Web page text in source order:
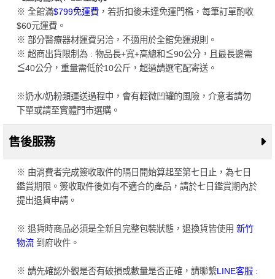
※ 全館滿$799免運費，若折扣後未達免運門檻，每筆訂單酌收
$60元運費。
※ 部分醫療器材運費另洽，不適用於全館免運規則。
※ 超商出貨限制為 : 物品長+寬+高總和≦90公分，且最長邊需
≦40公分，重量需低於10公斤，超過請選宅配寄送。
※奶水/奶粉類運送過程中，會有輕微凹罐的風險，介意者請勿
下單或請至實體門市選購。
售後服務
※ 由消費者完成簽收取件的隔日開始算起至第七日止，為七日
鑑賞期限。簽收取件後如有不適合的產品，請於七日鑑賞期內於
提出退貨申請。
※ 退貨時商品必須是全新且完整包裝狀態，退換貨皆使用 新竹
物流 到府收件。
※ 請先確認外觀是否有破損或數量是否正確，請聯繫LINE客服 :